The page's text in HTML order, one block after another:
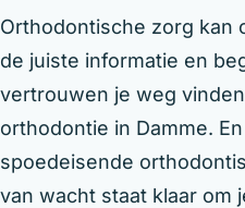
Orthodontische zorg kan
de juiste informatie en
vertrouwen je weg
orthodontie in Damme.
spoedeisende
van wacht staat klaar om